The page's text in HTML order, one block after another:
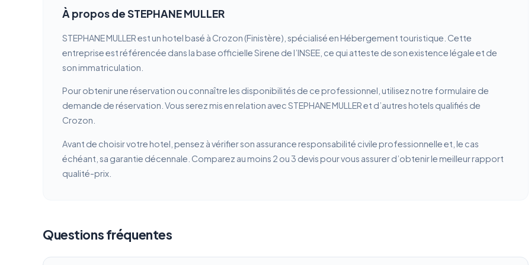
À propos de STEPHANE MULLER
STEPHANE MULLER est un hotel basé à Crozon (Finistère), spécialisé en Hébergement touristique. Cette
entreprise est référencée dans la base officielle Sirene de l’INSEE, ce qui atteste de son existence légale et de
son immatriculation.
Pour obtenir une réservation ou connaître les disponibilités de ce professionnel, utilisez notre formulaire de
demande de réservation. Vous serez mis en relation avec STEPHANE MULLER et d’autres hotels qualifiés de
Crozon.
Avant de choisir votre hotel, pensez à vérifier son assurance responsabilité civile professionnelle et, le cas
échéant, sa garantie décennale. Comparez au moins 2 ou 3 devis pour vous assurer d’obtenir le meilleur rapport
qualité-prix.
Questions fréquentes